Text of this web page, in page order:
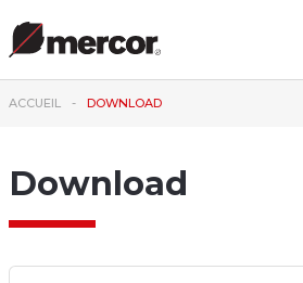
ACCUEIL DOWNLOAD
Download